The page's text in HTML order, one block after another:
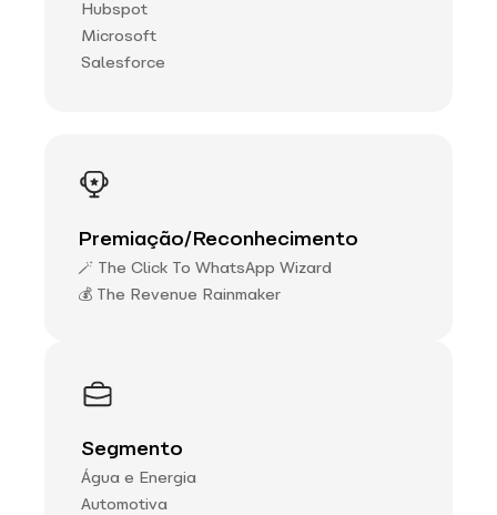
Hubspot
Microsoft
Salesforce
Premiação/Reconhecimento
🪄 The Click To WhatsApp Wizard
💰 The Revenue Rainmaker
Segmento
Água e Energia
Automotiva